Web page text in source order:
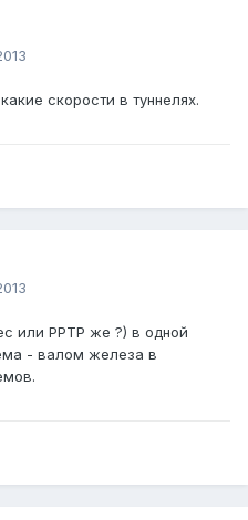
скорости в туннелях.
или PPTP же ?) в одной
- валом железа в